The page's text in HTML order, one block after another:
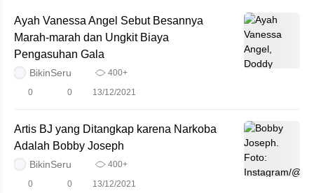
Ayah Vanessa Angel Sebut Besannya
Marah-marah dan Ungkit Biaya
Pengasuhan Gala
BikinSeru
400+
0
0 13/12/2021
Artis BJ yang Ditangkap karena Narkoba
Adalah Bobby Joseph
BikinSeru
400+
0
0 13/12/2021